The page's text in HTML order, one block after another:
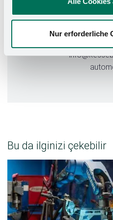
Nur erforderliche
Mindener Straße
Bu da ilginizi çekebilir